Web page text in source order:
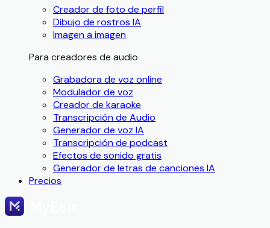
Creador de foto de perfil
Dibujo de rostros IA
Imagen a imagen
Para creadores de audio
Grabadora de voz online
Modulador de voz
Creador de karaoke
Transcripción de Audio
Generador de voz IA
Transcripción de podcast
Efectos de sonido gratis
Generador de letras de canciones IA
Precios